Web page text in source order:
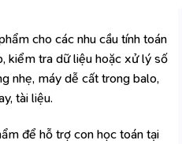
cho các nhu cầu tính toán
kiểm tra dữ liệu hoặc xử lý số
nhẹ, máy dễ cất trong balo,
tài liệu.
để hỗ trợ con học toán tại